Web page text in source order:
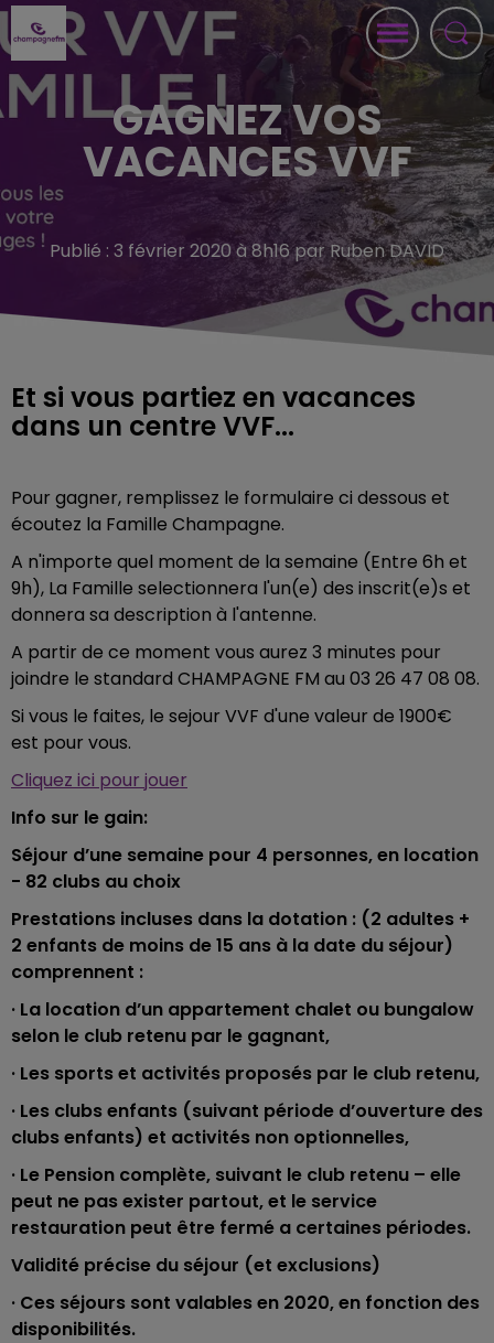
GAGNEZ VOS
VACANCES VVF
Publié : 3 février 2020 à 8h16 par Ruben DAVID
Et si vous partiez en vacances
dans un centre VVF...
Pour gagner, remplissez le formulaire ci dessous et
écoutez la Famille Champagne.
A n'importe quel moment de la semaine (Entre 6h et
9h), La Famille selectionnera l'un(e) des inscrit(e)s et
donnera sa description à l'antenne.
A partir de ce moment vous aurez 3 minutes pour
joindre le standard CHAMPAGNE FM au 03 26 47 08 08.
Si vous le faites, le sejour VVF d'une valeur de 1900€
est pour vous.
Cliquez ici pour jouer
Info sur le gain:
Séjour d’une semaine pour 4 personnes, en location
- 82 clubs au choix
Prestations incluses dans la dotation : (2 adultes +
2 enfants de moins de 15 ans à la date du séjour)
comprennent :
· La location d’un appartement chalet ou bungalow
selon le club retenu par le gagnant,
· Les sports et activités proposés par le club retenu,
· Les clubs enfants (suivant période d’ouverture des
clubs enfants) et activités non optionnelles,
· Le Pension complète, suivant le club retenu – elle
peut ne pas exister partout, et le service
restauration peut être fermé a certaines périodes.
Validité précise du séjour (et exclusions)
· Ces séjours sont valables en 2020, en fonction des
disponibilités.